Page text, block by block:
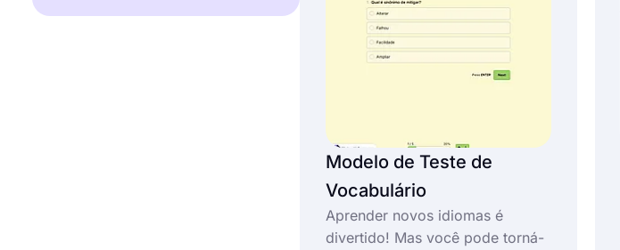
Modelo de Teste de
Vocabulário
Aprender novos idiomas é
divertido! Mas você pode torná-